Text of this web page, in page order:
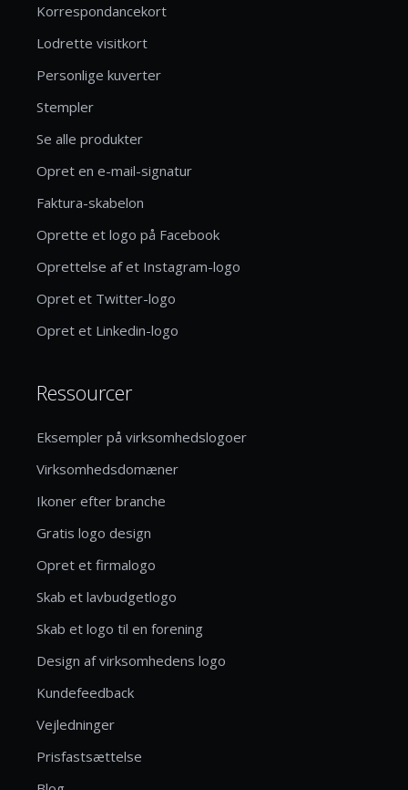
Korrespondancekort
Lodrette visitkort
Personlige kuverter
Stempler
Se alle produkter
Opret en e-mail-signatur
Faktura-skabelon
Oprette et logo på Facebook
Oprettelse af et Instagram-logo
Opret et Twitter-logo
Opret et Linkedin-logo
Ressourcer
Eksempler på virksomhedslogoer
Virksomhedsdomæner
Ikoner efter branche
Gratis logo design
Opret et firmalogo
Skab et lavbudgetlogo
Skab et logo til en forening
Design af virksomhedens logo
Kundefeedback
Vejledninger
Prisfastsættelse